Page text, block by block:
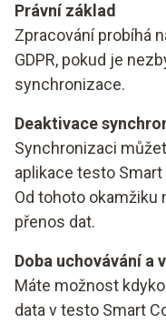
Právní základ
Zpracování probíhá
GDPR, pokud je
synchronizace.
Deaktivace
Synchronizaci
aplikace testo
Od tohoto okamžiku
přenos dat.
Doba uchovávání a
Máte možnost
data v testo Smart